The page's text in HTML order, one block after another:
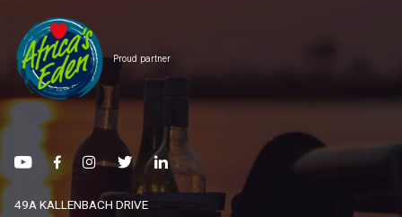
Proud partner
49A KALLENBACH DRIVE